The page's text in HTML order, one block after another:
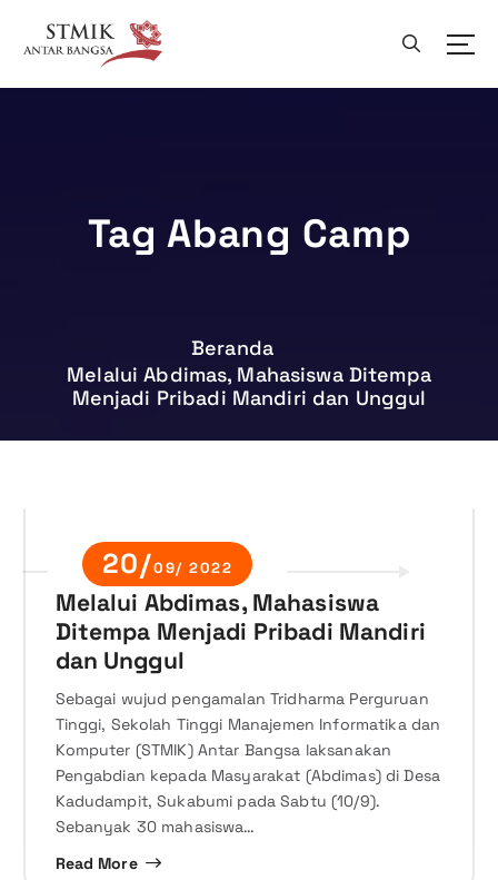
a
Tag Abang Camp
Beranda
Melalui Abdimas, Mahasiswa Ditempa
Menjadi Pribadi Mandiri dan Unggul
20/09/ 2022
Melalui Abdimas, Mahasiswa
Ditempa Menjadi Pribadi Mandiri
dan Unggul
Sebagai wujud pengamalan Tridharma Perguruan
Tinggi, Sekolah Tinggi Manajemen Informatika dan
Komputer (STMIK) Antar Bangsa laksanakan
Pengabdian kepada Masyarakat (Abdimas) di Desa
Kadudampit, Sukabumi pada Sabtu (10/9).
Sebanyak 30 mahasiswa…
Read More